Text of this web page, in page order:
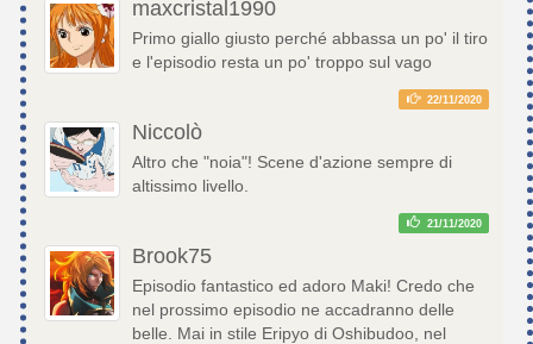
maxcristal1990
Primo giallo giusto perché abbassa un po' il tiro
e l'episodio resta un po' troppo sul vago
22/11/2020
Niccolò
Altro che "noia"! Scene d'azione sempre di
altissimo livello.
21/11/2020
Brook75
Episodio fantastico ed adoro Maki! Credo che
nel prossimo episodio ne accadranno delle
belle. Mai in stile Eripyo di Oshibudoo, nel